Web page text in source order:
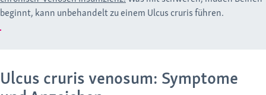
beginnt, kann unbehandelt zu einem Ulcus cruris führen.
Ulcus cruris venosum: Symptome